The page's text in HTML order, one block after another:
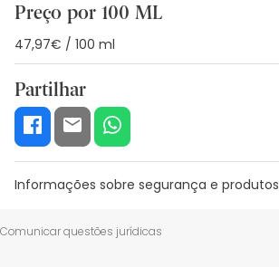
Preço por 100 ML
47,97€ / 100 ml
Partilhar
Informações sobre segurança e produtos
Recursos de segurança visual
Comunicar questões jurídicas